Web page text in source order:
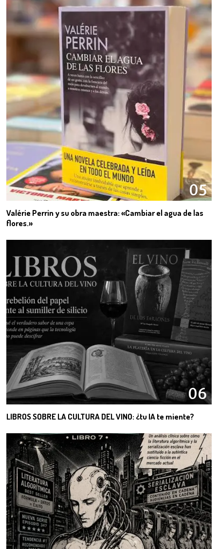
05
Valérie Perrin y su obra maestra: «Cambiar el agua de las
flores.»
06
LIBROS SOBRE LA CULTURA DEL VINO: ¿tu IA te miente?